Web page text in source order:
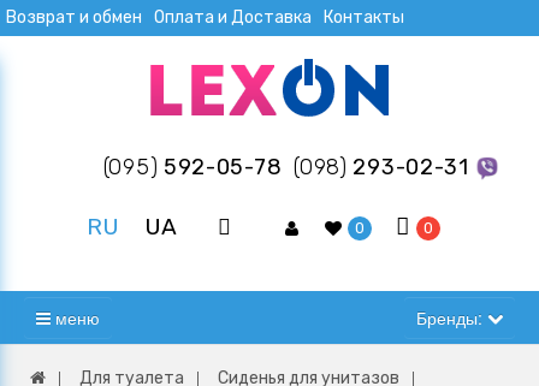
Возврат и обмен Оплата и Доставка Контакты
(095) 592-05-78 (098) 293-02-31
RU UA 0 0
меню Бренды:
Для туалета
Сиденья для унитазов